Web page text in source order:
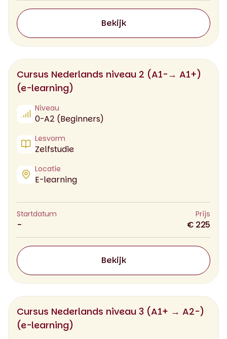
Bekijk
Cursus Nederlands niveau 2 (A1-→ A1+)
(e-learning)
Niveau
0-A2 (Beginners)
Lesvorm
Zelfstudie
Locatie
E-learning
Startdatum
-
Prijs
€ 225
Bekijk
Cursus Nederlands niveau 3 (A1+ → A2-)
(e-learning)